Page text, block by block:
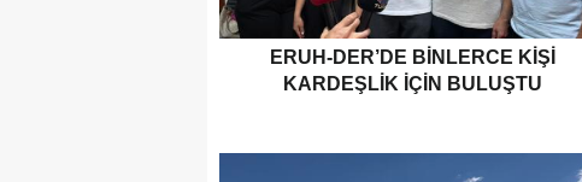
ERUH-DER’DE BINLERCE KIŞI
KARDEŞLIK İÇIN BULUŞTU